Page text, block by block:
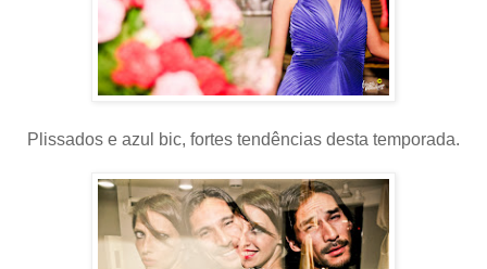
Plissados e azul bic, fortes tendências desta temporada.